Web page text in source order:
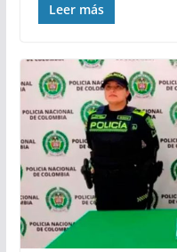
Leer más